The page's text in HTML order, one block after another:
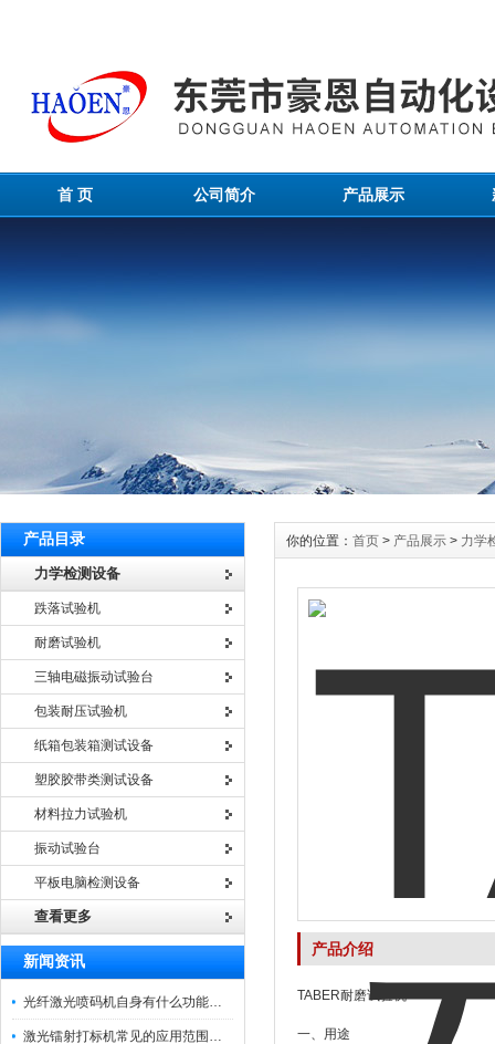
首 页 公司简介 产品展示
产品目录
力学检测设备
跌落试验机
耐磨试验机
三轴电磁振动试验台
包装耐压试验机
纸箱包装箱测试设备
塑胶胶带类测试设备
材料拉力试验机
振动试验台
平板电脑检测设备
查看更多
新闻资讯
光纤激光喷码机自身有什么功能？不妨看看下文
激光镭射打标机常见的应用范围如下
你的位置： 首页 > 产品展示 > 力学
产品介绍
TABER耐磨试验机
一、用途